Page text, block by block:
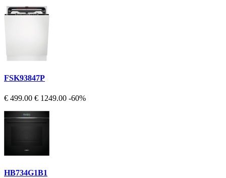
FSK93847P
€ 499.00 € 1249.00 -60%
HB734G1B1